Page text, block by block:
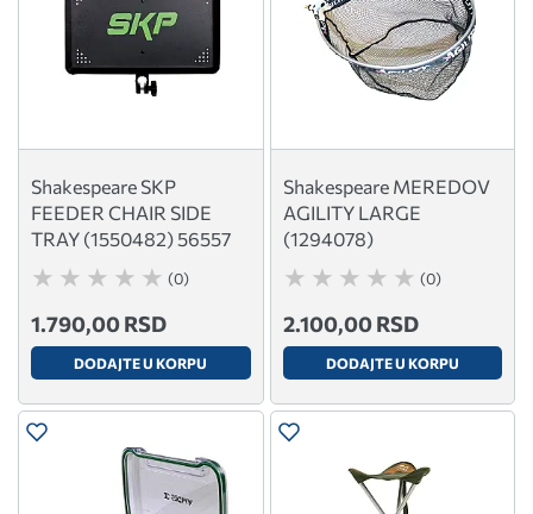
Shakespeare SKP
FEEDER CHAIR SIDE
TRAY (1550482) 56557
(0)
1.790,00 RSD
DODAJTE U KORPU
Shakespeare MEREDOV
AGILITY LARGE
(1294078)
(0)
2.100,00 RSD
DODAJTE U KORPU